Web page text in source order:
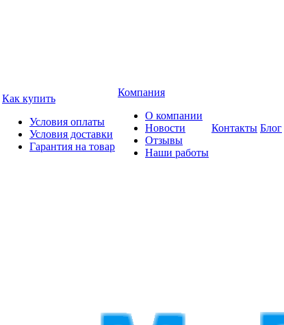
Как купить
Условия оплаты
Условия доставки
Гарантия на товар
Компания
О компании
Новости
Отзывы
Наши работы
Контакты Блог